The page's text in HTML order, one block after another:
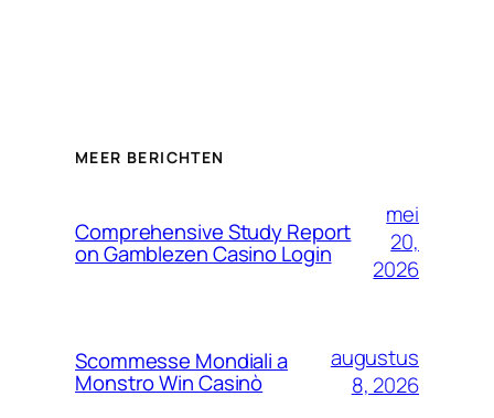
MEER BERICHTEN
Comprehensive Study Report
on Gamblezen Casino Login
mei
20,
2026
Scommesse Mondiali a
Monstro Win Casinò
augustus
8, 2026